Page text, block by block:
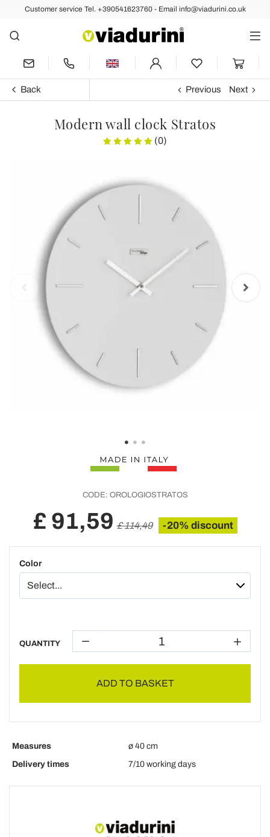
Customer service Tel. +390541623760 - Email info@viadurini.co.uk
Back Previous Next
Modern wall clock Stratos
(0)
CODE: OROLOGIOSTRATOS
£ 91,59 £ 114,49 -20% discount
Color
QUANTITY
ADD TO BASKET
Measures
ø 40 cm
Delivery times
7/10 working days